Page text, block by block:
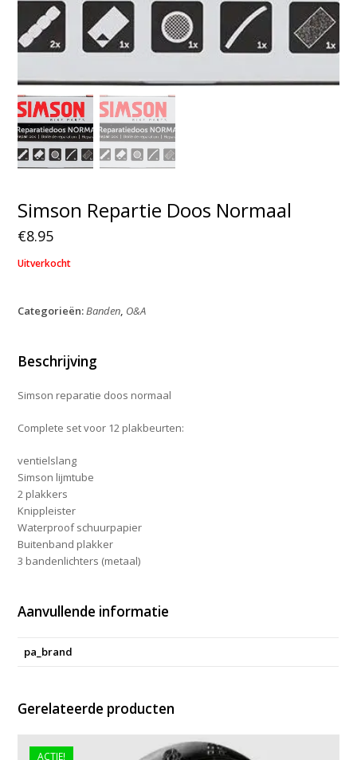
Simson Repartie Doos Normaal
€8.95
Uitverkocht
Categorieën:Banden, O&A
Beschrijving
Simson reparatie doos normaal
Complete set voor 12 plakbeurten:
ventielslang
Simson lijmtube
2 plakkers
Knippleister
Waterproof schuurpapier
Buitenband plakker
3 bandenlichters (metaal)
Aanvullende informatie
pa_brand
Gerelateerde producten
ACTIE!